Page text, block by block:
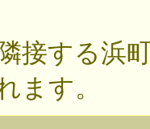
接する浜
ます。